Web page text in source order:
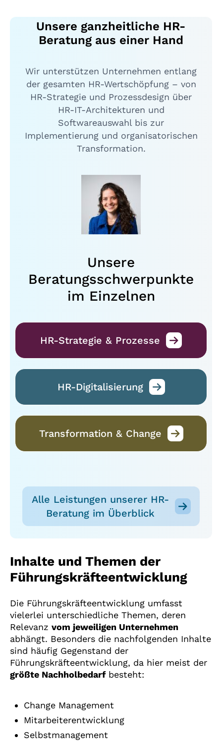
Unsere ganzheitliche HR-
Beratung aus einer Hand
Wir unterstützen Unternehmen entlang
der gesamten HR-Wertschöpfung – von
HR-Strategie und Prozessdesign über
HR-IT-Architekturen und
Softwareauswahl bis zur
Implementierung und organisatorischen
Transformation.
Unsere
Beratungsschwerpunkte
im Einzelnen
HR-Strategie & Prozesse
HR-Digitalisierung
Transformation & Change
Alle Leistungen unserer HR-
Beratung im Überblick
Inhalte und Themen der
Führungskräfteentwicklung
Die Führungskräfteentwicklung umfasst
vielerlei unterschiedliche Themen, deren
Relevanz vom jeweiligen Unternehmen
abhängt. Besonders die nachfolgenden Inhalte
sind häufig Gegenstand der
Führungskräfteentwicklung, da hier meist der
größte Nachholbedarfbesteht:
Change Management
Mitarbeiterentwicklung
Selbstmanagement